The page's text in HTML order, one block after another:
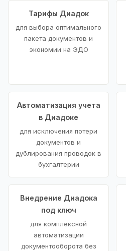
Тарифы Диадок
для выбора оптимального
пакета документов и
экономии на ЭДО
Автоматизация учета
в Диадоке
для исключения потери
документов и
дублирования проводок в
бухгалтерии
Внедрение Диадока
под ключ
для комплексной
автоматизации
документооборота без